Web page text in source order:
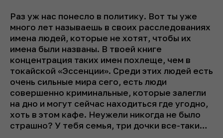
Раз уж нас понесло в политику. Вот ты уже
много лет называешь в своих расследованиях
имена людей, которые не хотят, чтобы их
имена были названы. В твоей книге
концентрация таких имен похлеще, чем в
токайской «Эссенции». Среди этих людей есть
очень сильные мира сего, есть люди
совершенно криминальные, которые залегли
на дно и могут сейчас находиться где угодно,
хоть в этом кафе. Неужели никогда не было
страшно? У тебя семья, три дочки все-таки…